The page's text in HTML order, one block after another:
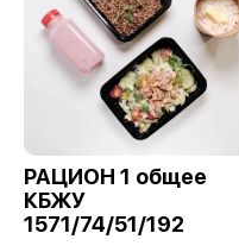
РАЦИОН 1 общее
КБЖУ
1571/74/51/192